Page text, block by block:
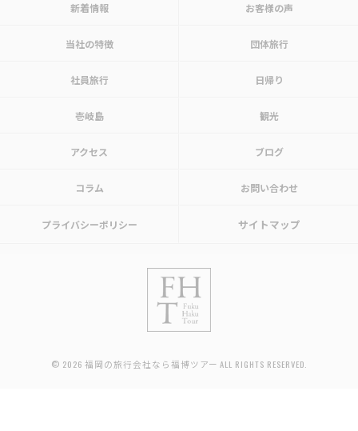
新着情報 お客様の声
当社の特徴 団体旅行
社員旅行 日帰り
壱岐島 観光
アクセス ブログ
コラム お問い合わせ
プライバシーポリシー サイトマップ
© 2026 福岡の旅行会社なら福博ツアー ALL RIGHTS RESERVED.